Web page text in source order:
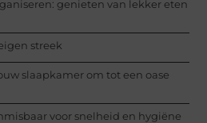
genieten van lekker eten
streek
slaapkamer om tot een oase
voor snelheid en hygiëne